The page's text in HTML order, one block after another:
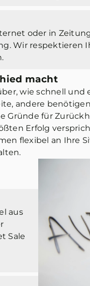
oder in
Wir respektieren
macht
wie schnell und
andere
Gründe für
Erfolg
flexibel an Ihre
aus
Sale